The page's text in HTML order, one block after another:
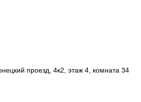
проезд, 4к2, этаж 4, комната 34